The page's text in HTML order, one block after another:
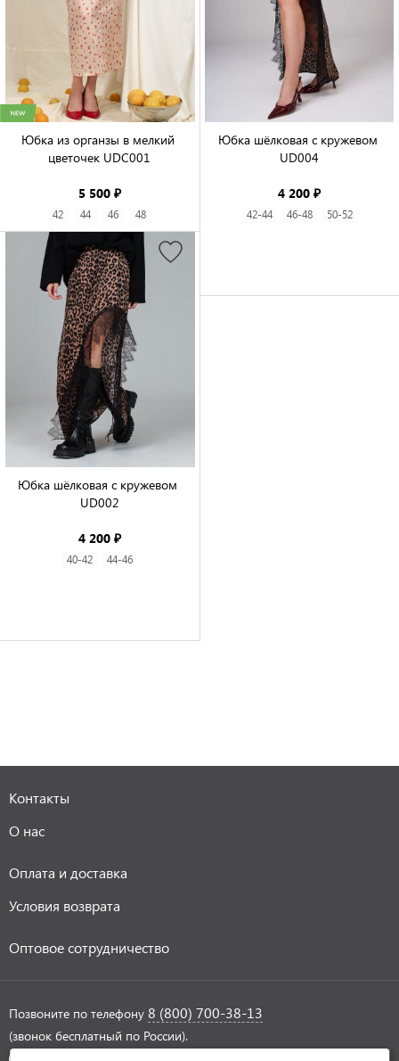
Юбка из органзы в мелкий
цветочек UDC001
5 500 ₽
42 44 46 48
Юбка шёлковая с кружевом
UD004
4 200 ₽
42-44 46-48 50-52
Юбка шёлковая с кружевом
UD002
4 200 ₽
40-42 44-46
Контакты
О нас
Оплата и доставка
Условия возврата
Оптовое сотрудничество
Позвоните по телефону 8 (800) 700-38-13
(звонок бесплатный по России).